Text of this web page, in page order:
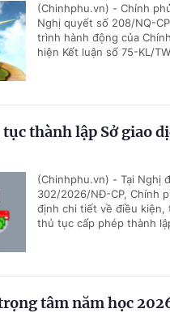
(Chinhphu.vn) - Chính
Nghị quyết số 208/NQ-
trình hành động của
hiện Kết luận số 75-KL/
thành lập Sở giao
(Chinhphu.vn) - Tại Nghị
302/2026/NĐ-CP, Chính
định chi tiết về điều kiện,
thủ tục cấp phép thành
tâm năm học